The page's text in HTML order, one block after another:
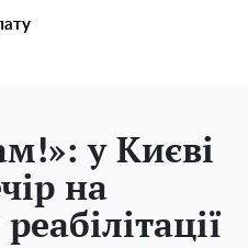
у Києві
на